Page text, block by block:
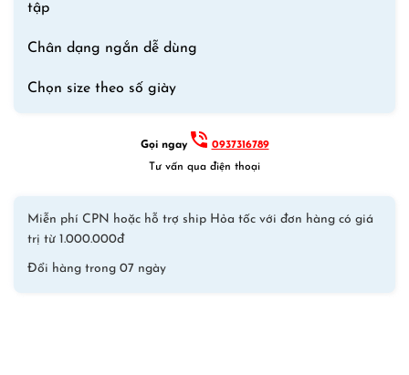
Bơi
Sải
tập
Chân dạng ngắn dễ dùng
Chọn size theo số giày
Gọi ngay
0937316789
Tư vấn qua điện thoại
Miễn phí CPN hoặc hỗ trợ ship Hỏa tốc với đơn hàng có giá
trị từ 1.000.000đ
Đổi hàng trong 07 ngày